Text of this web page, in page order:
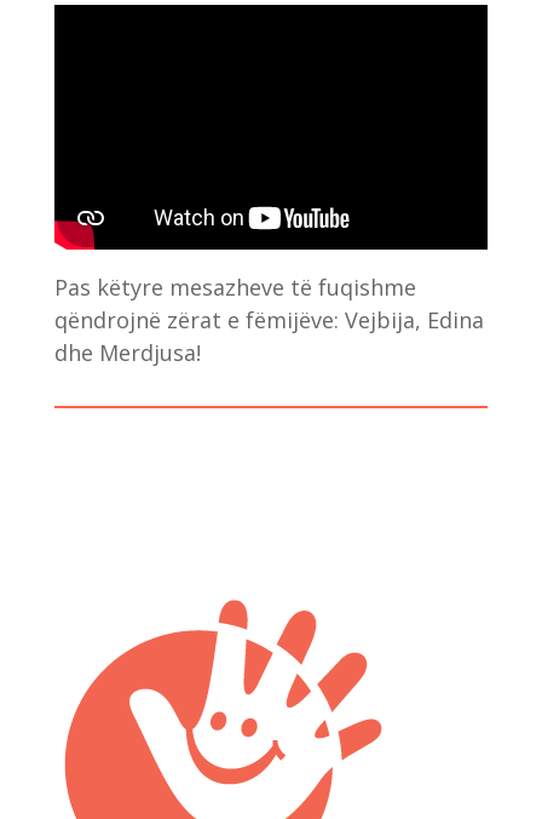
Pas këtyre mesazheve të fuqishme
qëndrojnë zërat e fëmijëve: Vejbija, Edina
dhe Merdjusa!